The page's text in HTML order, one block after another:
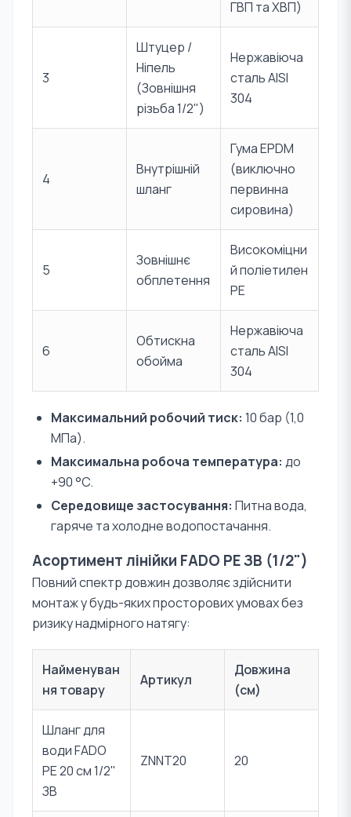
ГВП та ХВП)
3
Штуцер /
Ніпель
(Зовнішня
різьба 1/2")
Нержавіюча
сталь AISI
304
4
Внутрішній
шланг
Гума EPDM
(виключно
первинна
сировина)
5
Зовнішнє
обплетення
Високоміцни
й поліетилен
PE
6
Обтискна
обойма
Нержавіюча
сталь AISI
304
Максимальний робочий тиск: 10 бар (1,0
МПа).
Максимальна робоча температура: до
+90 °C.
Середовище застосування: Питна вода,
гаряче та холодне водопостачання.
Асортимент лінійки FADO PE ЗВ (1/2")
Повний спектр довжин дозволяє здійснити
монтаж у будь-яких просторових умовах без
ризику надмірного натягу:
Найменуван
ня товару
Артикул
Довжина
(см)
Шланг для
води FADO
PE 20 см 1/2"
ЗВ
ZNNT20 20